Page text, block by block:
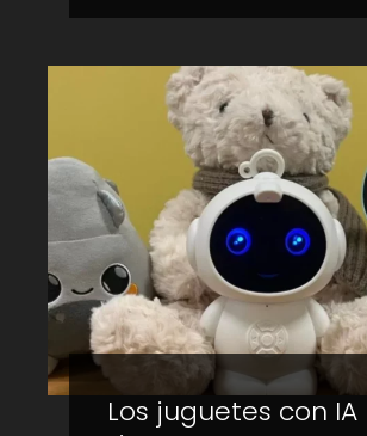
Los juguetes con